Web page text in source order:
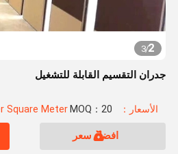
2
/
3
جدران التقسيم القابلة للتشغيل
الأسعار：US$105.5 Per Square Meter MOQ：20 متر مربع
افضل سعر